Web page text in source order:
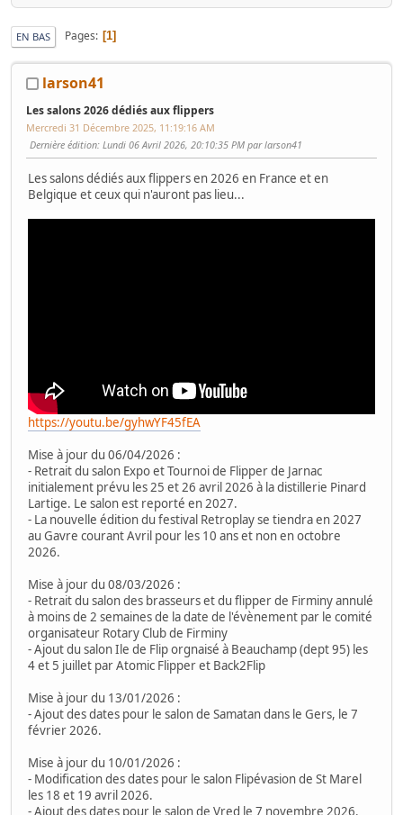
EN BAS Pages 1
larson41
Les salons 2026 dédiés aux flippers
Mercredi 31 Décembre 2025, 11:19:16 AM
Dernière édition: Lundi 06 Avril 2026, 20:10:35 PM par larson41
Les salons dédiés aux flippers en 2026 en France et en
Belgique et ceux qui n'auront pas lieu...
https://youtu.be/gyhwYF45fEA
Mise à jour du 06/04/2026 :
- Retrait du salon Expo et Tournoi de Flipper de Jarnac
initialement prévu les 25 et 26 avril 2026 à la distillerie Pinard
Lartige. Le salon est reporté en 2027.
- La nouvelle édition du festival Retroplay se tiendra en 2027
au Gavre courant Avril pour les 10 ans et non en octobre
2026.
Mise à jour du 08/03/2026 :
- Retrait du salon des brasseurs et du flipper de Firminy annulé
à moins de 2 semaines de la date de l'évènement par le comité
organisateur Rotary Club de Firminy
- Ajout du salon Ile de Flip orgnaisé à Beauchamp (dept 95) les
4 et 5 juillet par Atomic Flipper et Back2Flip
Mise à jour du 13/01/2026 :
- Ajout des dates pour le salon de Samatan dans le Gers, le 7
février 2026.
Mise à jour du 10/01/2026 :
- Modification des dates pour le salon Flipévasion de St Marel
les 18 et 19 avril 2026.
- Ajout des dates pour le salon de Vred le 7 novembre 2026.